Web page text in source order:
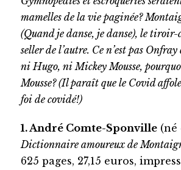
mamelles de la vie paginée?
(Quand je danse, je danse), le tiroir-
seller de l’autre. Ce n’est pas
ni Hugo, ni Mickey Mousse,
Mousse? (Il paraît que le Covid
foi de covidé!)
1. André Comte-Sponville(né
Dictionnaire amoureux de
625 pages, 27,15 euros,